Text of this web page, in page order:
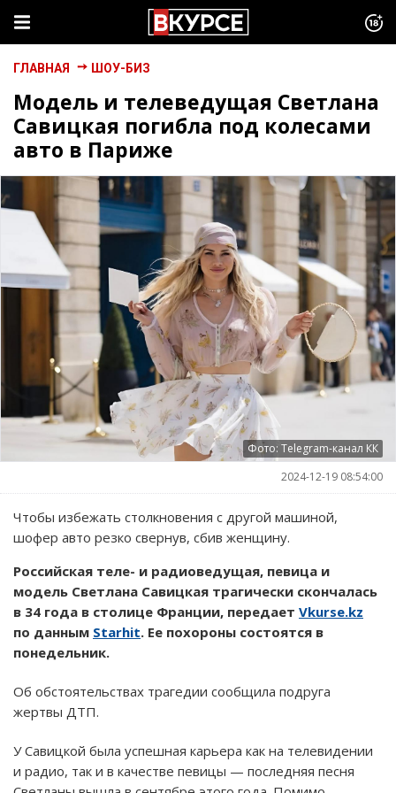
ГЛАВНАЯ ШОУ-БИЗ
Модель и телеведущая Светлана
Савицкая погибла под колесами
авто в Париже
Фото: Telegram-канал КК
2024-12-19 08:54:00
Чтобы избежать столкновения с другой машиной,
шофер авто резко свернув, сбив женщину.
Российская теле- и радиоведущая, певица и
модель Светлана Савицкая трагически скончалась
в 34 года в столице Франции, передает Vkurse.kz
по данным Starhit. Ее похороны состоятся в
понедельник.
Об обстоятельствах трагедии сообщила подруга
жертвы ДТП.
У Савицкой была успешная карьера как на телевидении
и радио, так и в качестве певицы — последняя песня